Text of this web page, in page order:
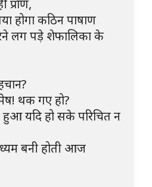
प्राण,
होगा कठिन पाषाण
लग पड़े शेफालिका के
थक गए हो?
यदि हो सके परिचित न
बनी होती आज